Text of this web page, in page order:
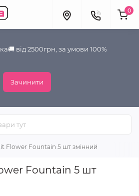
від 2500грн, за умови 100%
Зачинити
0
Flower Fountain 5 шт змінний
Fountain 5 шт